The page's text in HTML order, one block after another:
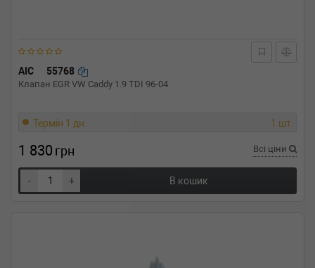
AIC 55768
Клапан EGR VW Caddy 1.9 TDI 96-04
Термін 1 дн. 1 шт.
1 830 грн Всі ціни
- + В кошик